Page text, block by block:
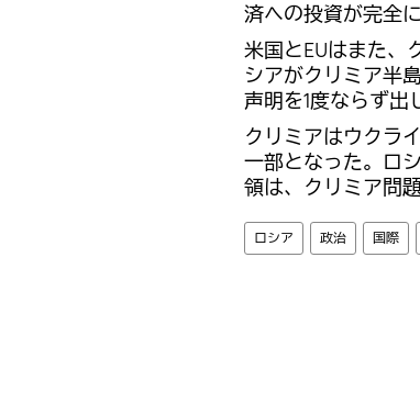
済への投資が完全
米国とEUはまた、
シアがクリミア半
声明を1度ならず出
クリミアはウクラ
一部となった。ロ
領は、クリミア問
ロシア 政治 国際